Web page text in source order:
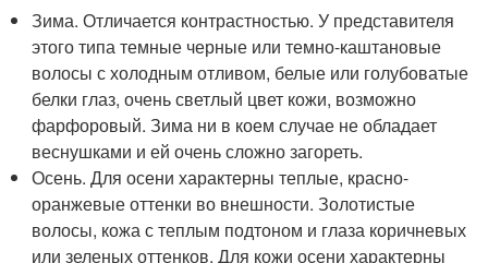
Зима. Отличается контрастностью. У представителя
этого типа темные черные или темно-каштановые
волосы с холодным отливом, белые или голубоватые
белки глаз, очень светлый цвет кожи, возможно
фарфоровый. Зима ни в коем случае не обладает
веснушками и ей очень сложно загореть.
Осень. Для осени характерны теплые, красно-
оранжевые оттенки во внешности. Золотистые
волосы, кожа с теплым подтоном и глаза коричневых
или зеленых оттенков. Для кожи осени характерны